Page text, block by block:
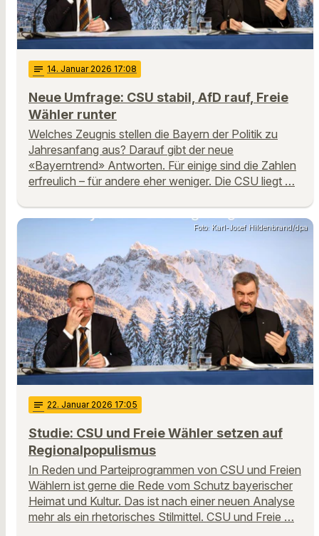
notes 14. Januar 2026 17:08
Neue Umfrage: CSU stabil, AfD rauf, Freie
Wähler runter
Welches Zeugnis stellen die Bayern der Politik zu
Jahresanfang aus? Darauf gibt der neue
«Bayerntrend» Antworten. Für einige sind die Zahlen
erfreulich – für andere eher weniger. Die CSU liegt …
Foto: Karl-Josef Hildenbrand/dpa
notes 22. Januar 2026 17:05
Studie: CSU und Freie Wähler setzen auf
Regionalpopulismus
In Reden und Parteiprogrammen von CSU und Freien
Wählern ist gerne die Rede vom Schutz bayerischer
Heimat und Kultur. Das ist nach einer neuen Analyse
mehr als ein rhetorisches Stilmittel. CSU und Freie …